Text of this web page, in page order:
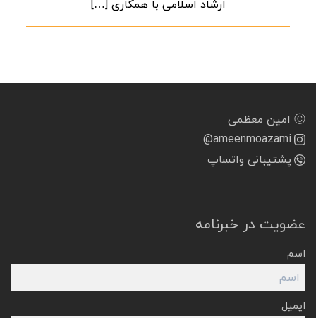
ارشاد اسلامی با همکاری […]
Ⓒ امین معظمی
@ameenmoazami
پشتیبانی واتساپ
عضویت در خبرنامه
اسم
ایمیل